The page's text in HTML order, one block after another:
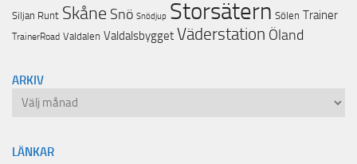
Siljan Runt Skåne Snö Snödjup Storsätern Sölen Trainer
TrainerRoad Valdalen Valdalsbygget Väderstation Öland
ARKIV
Arkiv
LÄNKAR